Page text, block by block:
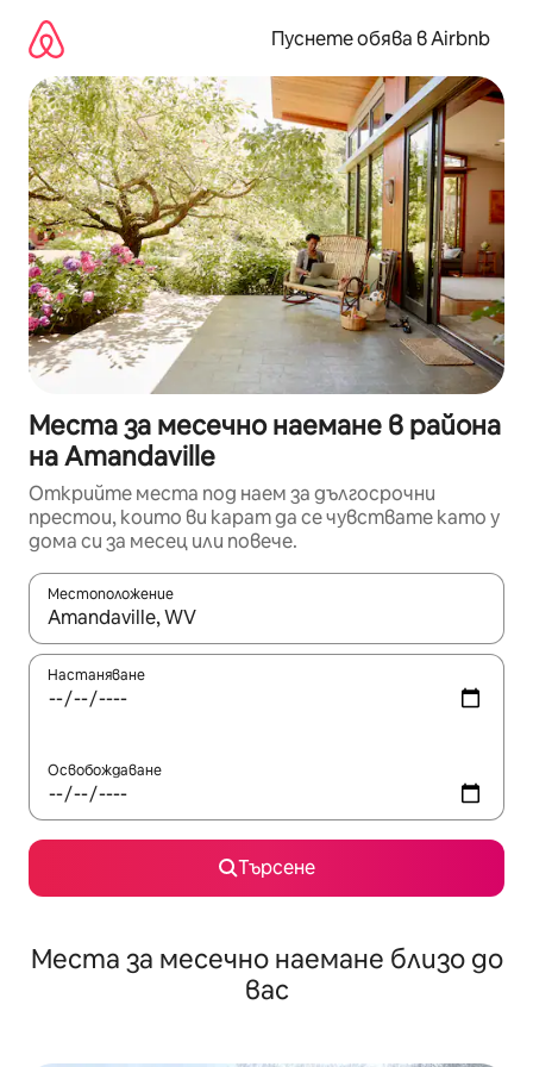
съдържанието
Пуснете обява в Airbnb
Места за месечно наемане в района
на Amandaville
Открийте места под наем за дългосрочни
престои, които ви карат да се чувствате като у
дома си за месец или повече.
Местоположение
Когато резултатите се покажат, използвайте
Настаняване
Освобождаване
Търсене
Места за месечно наемане близо до
вас